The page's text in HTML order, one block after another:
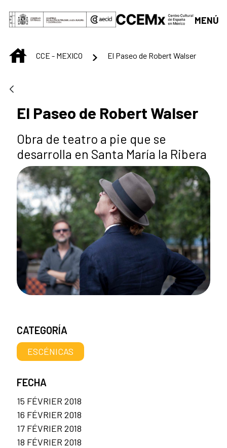
Saut au contenu principal
MENÚ
INICIOCCE - MEXICO El Paseo de Robert Walser
El Paseo de Robert Walser
Obra de teatro a pie que se
desarrolla en Santa María la Ribera
CATEGORÍA
ESCÉNICAS
FECHA
15 FÉVRIER 2018
16 FÉVRIER 2018
17 FÉVRIER 2018
18 FÉVRIER 2018